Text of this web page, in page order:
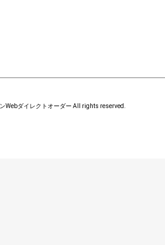
Webダイレクトオーダー All rights reserved.